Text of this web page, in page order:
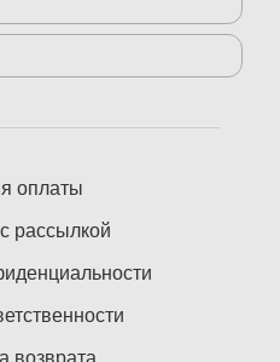
оплаты
рассылкой